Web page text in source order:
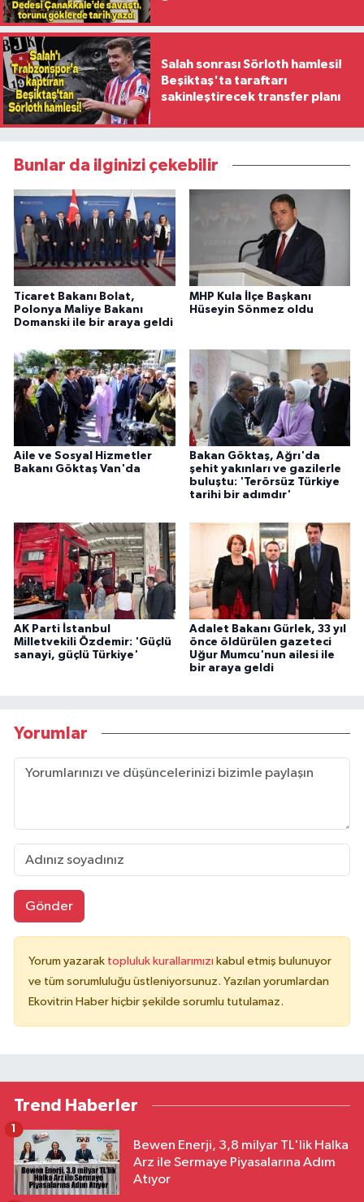
Salah sonrası Sörloth hamlesi!
Beşiktaş'ta taraftarı
sakinleştirecek transfer planı
Bunlar da ilginizi çekebilir
Ticaret Bakanı Bolat,
Polonya Maliye Bakanı
Domanski ile bir araya geldi
MHP Kula İlçe Başkanı
Hüseyin Sönmez oldu
Aile ve Sosyal Hizmetler
Bakanı Göktaş Van'da
Bakan Göktaş, Ağrı'da
şehit yakınları ve gazilerle
buluştu: 'Terörsüz Türkiye
tarihi bir adımdır'
AK Parti İstanbul
Milletvekili Özdemir: 'Güçlü
sanayi, güçlü Türkiye'
Adalet Bakanı Gürlek, 33 yıl
önce öldürülen gazeteci
Uğur Mumcu'nun ailesi ile
bir araya geldi
Yorumlar
Gönder
Yorum yazarak topluluk kurallarımızı kabul etmiş bulunuyor
ve tüm sorumluluğu üstleniyorsunuz. Yazılan yorumlardan
Ekovitrin Haber hiçbir şekilde sorumlu tutulamaz.
Trend Haberler
Bewen Enerji, 3,8 milyar TL'lik Halka
Arz ile Sermaye Piyasalarına Adım
Atıyor
1